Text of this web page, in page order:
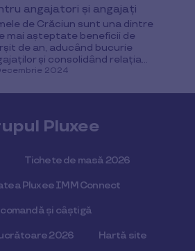
angajatori și angajați
de Crăciun sunt una dintre
mai așteptate beneficii de
de an, aducând bucurie
și consolidând relația...
2024
Pluxee
Tichete de masă 2026
Pluxee IMM Connect
și câștigă
2026 Hartă site